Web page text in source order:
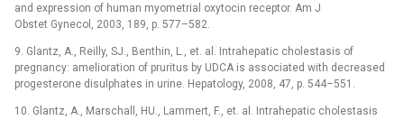
and expression of human myometrial oxytocin receptor. Am J
Obstet Gynecol, 2003, 189, p. 577–582.
9. Glantz, A., Reilly, SJ., Benthin, L., et. al. Intrahepatic cholestasis of
pregnancy: amelioration of pruritus by UDCA is associated with decreased
progesterone disulphates in urine. Hepatology, 2008, 47, p. 544–551.
10. Glantz, A., Marschall, HU., Lammert, F., et. al. Intrahepatic cholestasis